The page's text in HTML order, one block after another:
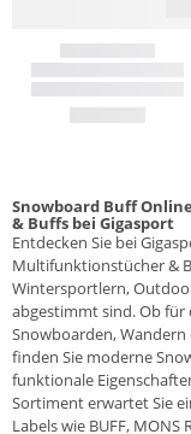
Snowboard Buff
& Buffs bei Gigasport
Entdecken Sie bei
Multifunktionstücher &
Wintersportlern,
abgestimmt sind. Ob für
Snowboarden,
finden Sie moderne
funktionale
Sortiment erwartet Sie
Labels wie BUFF, MONS